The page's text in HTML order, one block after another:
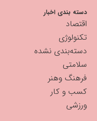
دسته بندی اخبار
اقتصاد
تکنولوژی
دسته‌بندی نشده
سلامتی
فرهنگ وهنر
کسب و کار
ورزشی